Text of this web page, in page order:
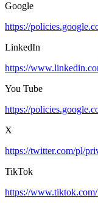
Google
https://
LinkedIn
https://
You Tube
https://
X
https://twitter.com/pl/
TikTok
https://